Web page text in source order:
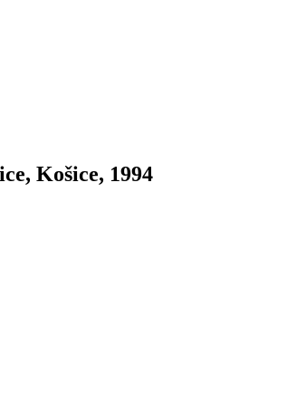
Košice, 1994